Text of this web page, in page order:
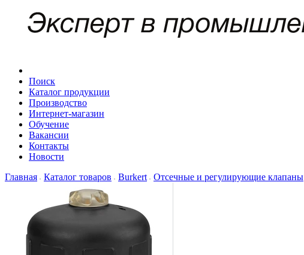
Поиск
Каталог продукции
Производство
Интернет-магазин
Обучение
Вакансии
Контакты
Новости
Главная
Каталог товаров Burkert Отсечные и регулирующие клапаны